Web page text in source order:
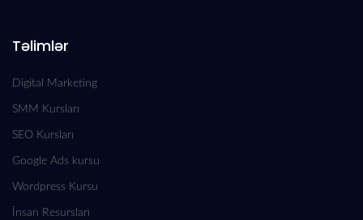
Təlimlər
Digital Marketing
SMM Kursları
SEO Kursları
Google Ads kursu
Wordpress Kursu
İnsan Resursları